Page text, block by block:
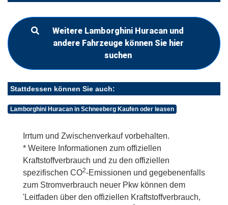
Weitere Lamborghini Huracan und
andere Fahrzeuge können Sie hier
suchen
Stattdessen können Sie auch:
Lamborghini Huracan in Schneeberg Kaufen oder leasen
Irrtum und Zwischenverkauf vorbehalten.
* Weitere Informationen zum offiziellen
Kraftstoffverbrauch und zu den offiziellen
spezifischen CO2-Emissionen und gegebenenfalls
zum Stromverbrauch neuer Pkw können dem
'Leitfaden über den offiziellen Kraftstoffverbrauch,